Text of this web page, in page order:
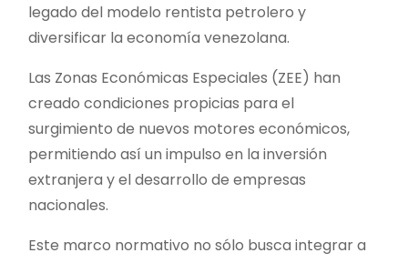
legado del modelo rentista petrolero y
diversificar la economía venezolana.
Las Zonas Económicas Especiales (ZEE) han
creado condiciones propicias para el
surgimiento de nuevos motores económicos,
permitiendo así un impulso en la inversión
extranjera y el desarrollo de empresas
nacionales.
Este marco normativo no sólo busca integrar a